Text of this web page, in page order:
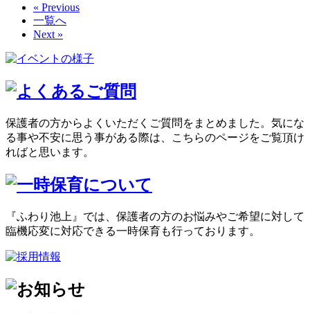
« Previous
一覧へ
Next »
保護者の方からよくいただくご質問をまとめました。気にな
る事や不安に思う事がある際は、こちらのページをご覧頂け
ればと思います。
『ふわり池上』では、保護者の方のお悩みやご希望に対して
臨機応変に対応できる一時保育も行っております。